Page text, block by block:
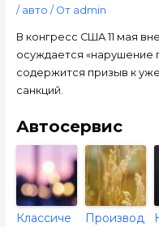
/ авто / От admin
В конгресс США 11 мая
осуждается «нарушение
содержится призыв к
санкций.
Автосервис
Классиче
Производ